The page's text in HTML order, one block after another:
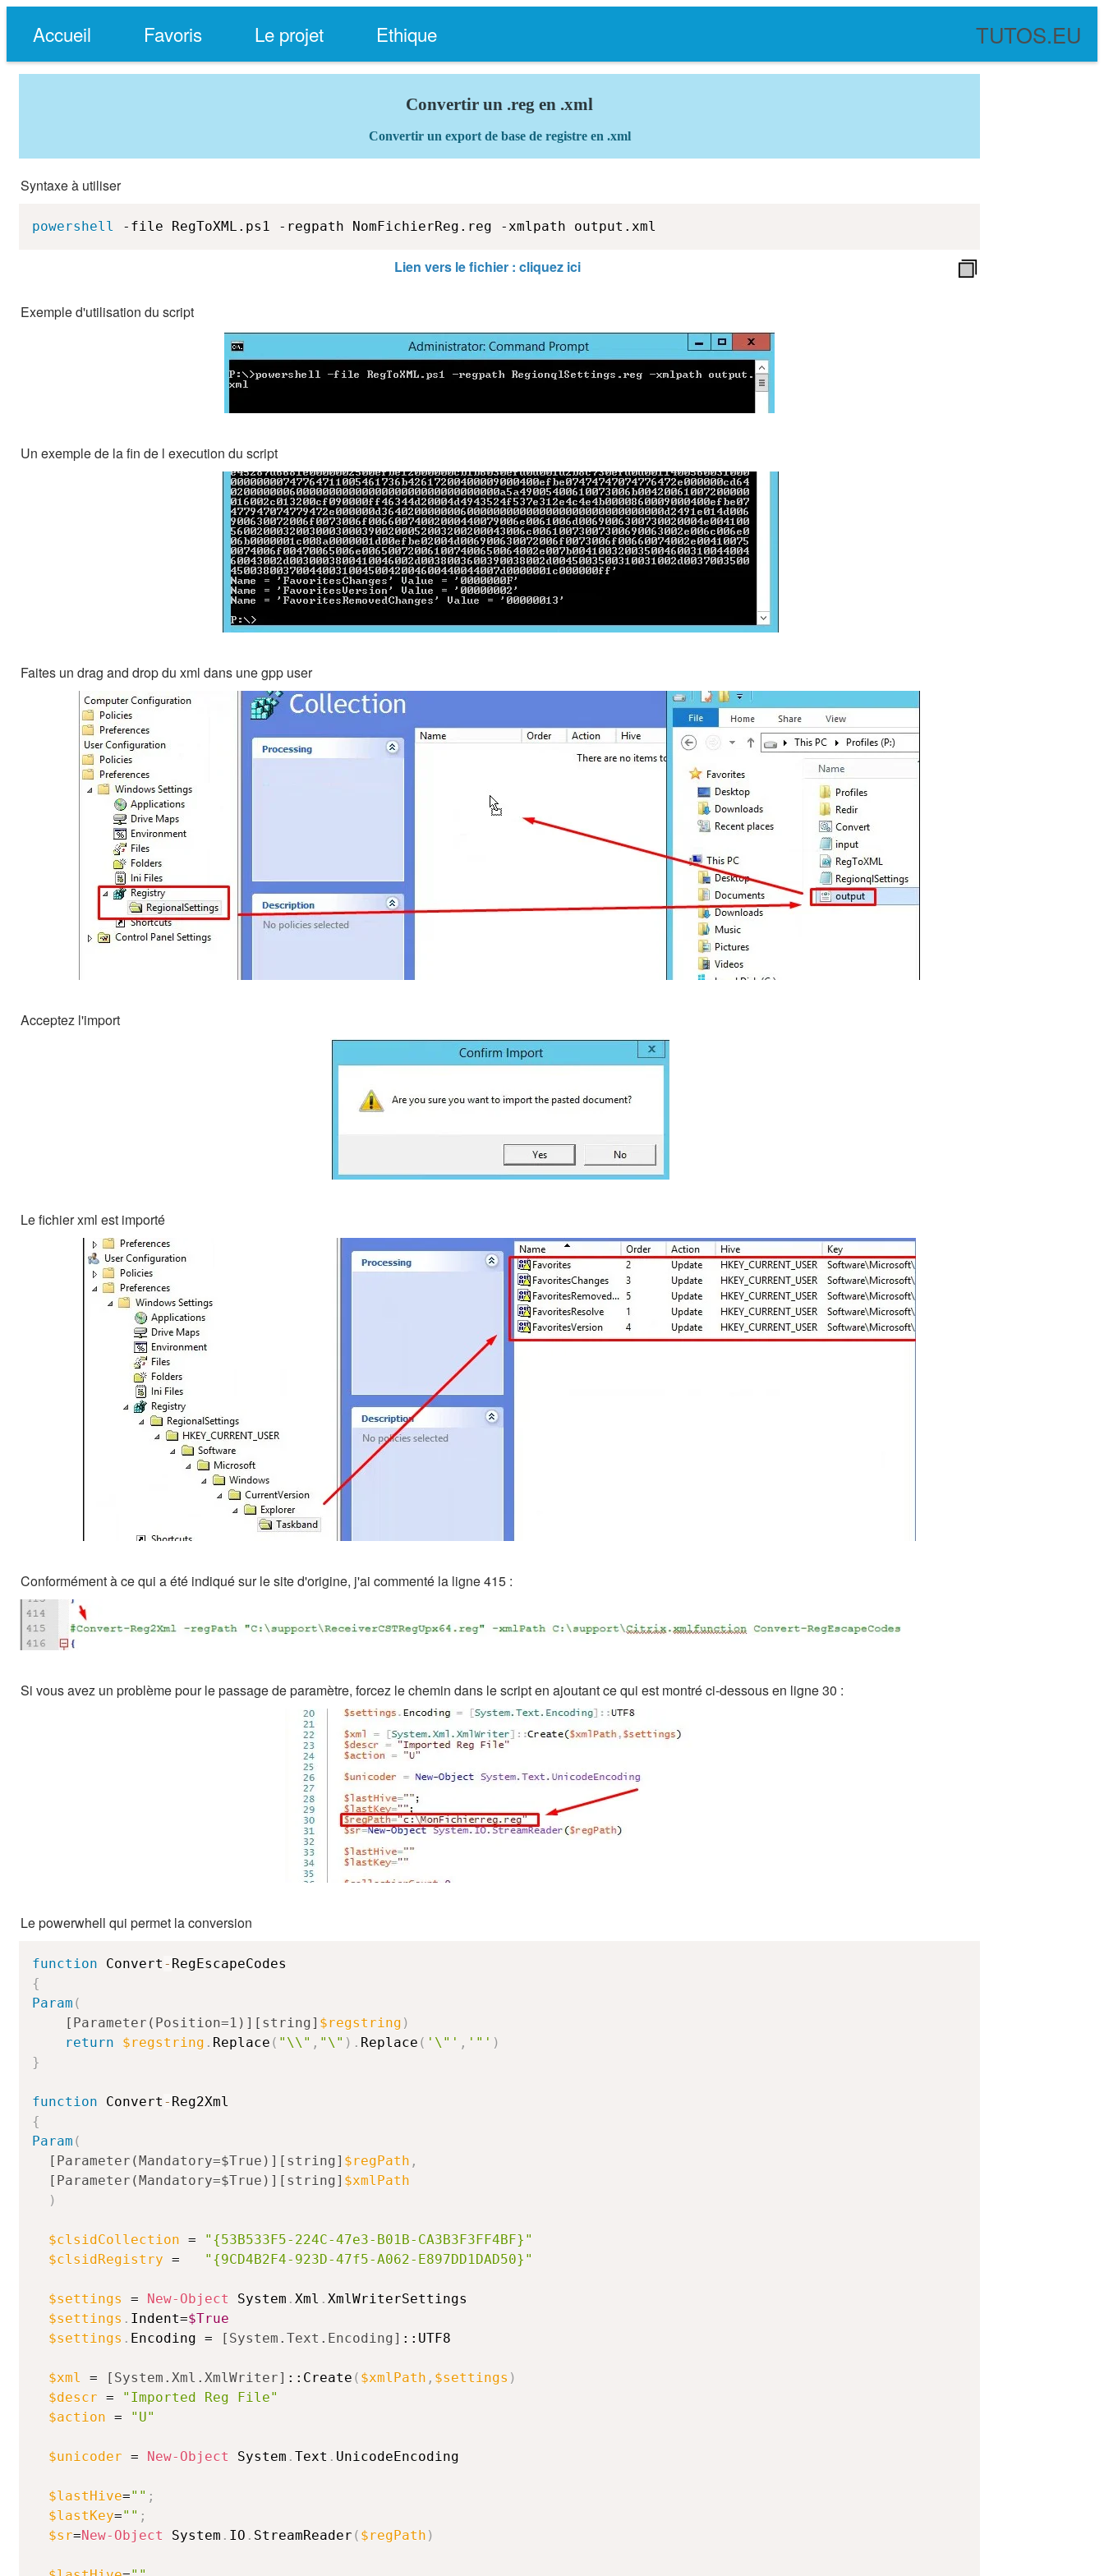
Accueil Favoris Le projet Ethique TUTOS.EU
Convertir un .reg en .xml
Convertir un export de base de registre en .xml
Syntaxe à utiliser
powershell -file RegToXML.ps1 -regpath NomFichierReg.reg -xmlpath output.xml
Lien vers le fichier : cliquez ici
Exemple d'utilisation du script
Un exemple de la fin de l execution du script
Faites un drag and drop du xml dans une gpp user
Acceptez l'import
Le fichier xml est importé
Conformément à ce qui a été indiqué sur le site d'origine, j'ai commenté la ligne 415 :
Si vous avez un problème pour le passage de paramètre, forcez le chemin dans le script en ajoutant ce qui est montré ci-dessous en ligne 30 :
Le powerwhell qui permet la conversion
function Convert -
{
Param (
[Parameter(Position=1)] [string] $regstring )
return
$regstring . Replace ( "\\" , "\" ) . Replace ( '\"' , '"' )
}
function Convert -
{
Param (
[Parameter(Mandatory=$True)] [string] $regPath ,
[Parameter(Mandatory=$True)] [string] $xmlPath
)
$clsidCollection =
"{53B533F5-224C-47e3-B01B-CA3B3F3FF4BF}"
$clsidRegistry = "{9CD4B2F4-923D-47f5-A062-E897DD1DAD50}"
$settings = New-Object System . Xml . XmlWriterSettings
$settings . Indent=$True
$settings . Encoding = [System.Text.Encoding] ::UTF8
$xml = [System.Xml.XmlWriter] ::Create ( $xmlPath , $settings )
$descr =
"Imported Reg File"
$action = "U"
$unicoder = New-Object System . Text . UnicodeEncoding
$lastHive="" ;
$lastKey="" ;
$sr=New-Object System . IO . StreamReader ( $regPath )